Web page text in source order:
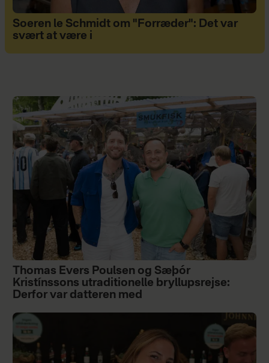
Soeren le Schmidt om "Forræder": Det var
svært at være i
Thomas Evers Poulsen og Sæþór
Kristínssons utraditionelle bryllupsrejse:
Derfor var datteren med